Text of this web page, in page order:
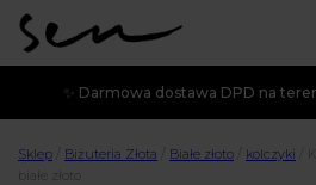
✨ Darmowa dostawa DPD na
Sklep Biżuteria Złota Białe złoto kolczyki
białe złoto